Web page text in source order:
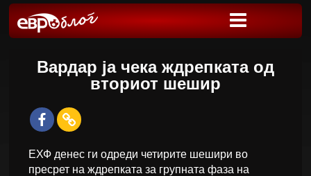
Вардар ја чека ждрепката од
вториот шешир
ЕХФ денес ги одреди четирите шешири во
пресрет на ждрепката за групната фаза на